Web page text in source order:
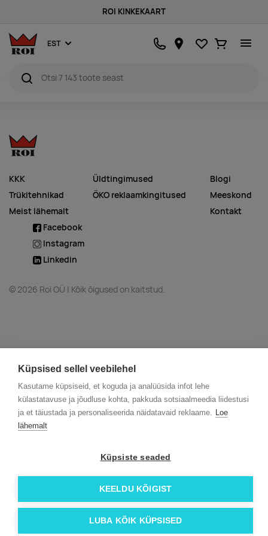
Küpsised sellel veebilehel
Kasutame küpsiseid, et koguda ja analüüsida infot lehe
külastatavuse ja jõudluse kohta, pakkuda sotsiaalmeedia liidestusi
ja et täiustada ja personaliseerida näidatavaid reklaame. Loe
lähemalt
Küpsiste seaded
KEELDU KÕIGIST
LUBA KÕIK KÜPSISED
ROI KINKEKAART
EST Lemmikud
Ostukorv
KKK
Trükitehnikad
Meist lähemalt
Üldtingimused
ÖKO reklaamkingitused
Blogi
Meeskond
Kontakt
Facebook
Instagram
Linkedin
© 2026 Roi OÜ | Kõik õigused on kaitstud.